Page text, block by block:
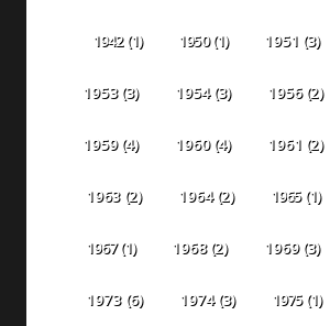
1942(1) 1950(1) 1951 (3)
1953(3) 1954(3) 1956(2)
1959(4) 1960(4) 1961 (2)
1963 (2) 1964(2) 1965(1)
1967(1) 1968(2) 1969(3)
1973(6) 1974(3) 1975(1)